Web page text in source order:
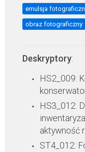
emulsja
obraz fotograficzny
Deskryptory:
HS2_009:
HS3_012:
aktywność
ST4_012: